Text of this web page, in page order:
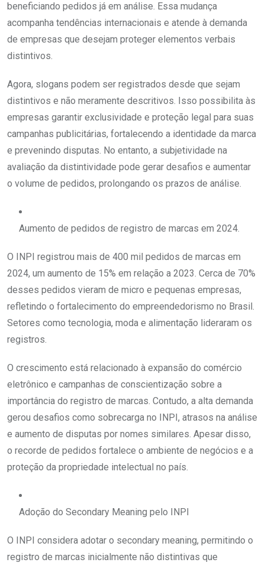
beneficiando pedidos já em análise. Essa mudança
acompanha tendências internacionais e atende à demanda
de empresas que desejam proteger elementos verbais
distintivos.
Agora, slogans podem ser registrados desde que sejam
distintivos e não meramente descritivos. Isso possibilita às
empresas garantir exclusividade e proteção legal para suas
campanhas publicitárias, fortalecendo a identidade da marca
e prevenindo disputas. No entanto, a subjetividade na
avaliação da distintividade pode gerar desafios e aumentar
o volume de pedidos, prolongando os prazos de análise.
Aumento de pedidos de registro de marcas em 2024.
O INPI registrou mais de 400 mil pedidos de marcas em
2024, um aumento de 15% em relação a 2023. Cerca de 70%
desses pedidos vieram de micro e pequenas empresas,
refletindo o fortalecimento do empreendedorismo no Brasil.
Setores como tecnologia, moda e alimentação lideraram os
registros.
O crescimento está relacionado à expansão do comércio
eletrônico e campanhas de conscientização sobre a
importância do registro de marcas. Contudo, a alta demanda
gerou desafios como sobrecarga no INPI, atrasos na análise
e aumento de disputas por nomes similares. Apesar disso,
o recorde de pedidos fortalece o ambiente de negócios e a
proteção da propriedade intelectual no país.
Adoção do Secondary Meaning pelo INPI
O INPI considera adotar o secondary meaning, permitindo o
registro de marcas inicialmente não distintivas que